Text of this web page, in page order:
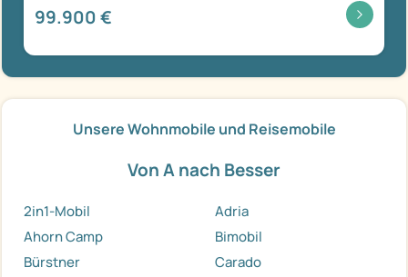
99.900 €
Unsere Wohnmobile und Reisemobile
Von A nach Besser
2in1-Mobil
Adria
Ahorn Camp
Bimobil
Bürstner
Carado